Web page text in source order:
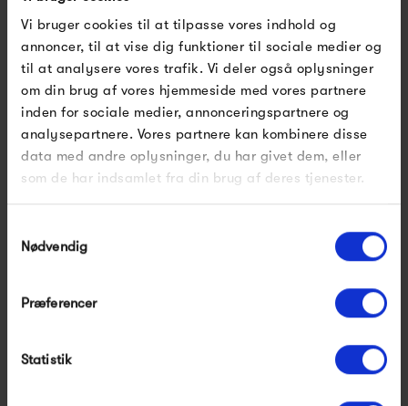
Vi bruger cookies til at tilpasse vores indhold og
annoncer, til at vise dig funktioner til sociale medier og
til at analysere vores trafik. Vi deler også oplysninger
om din brug af vores hjemmeside med vores partnere
inden for sociale medier, annonceringspartnere og
analysepartnere. Vores partnere kan kombinere disse
data med andre oplysninger, du har givet dem, eller
som de har indsamlet fra din brug af deres tjenester.
Nødvendig
Præferencer
Statistik
skønne produkter.
Muutos holdning til at designere skal have mulighed for at
udfolde sig, kommer også til udtryk i Muutos årlige Talent
Award. Her får unge designstuderende og nyuddannede
designere mulighed for at blive en del af Muutos sortiment,
da der kommer nogle rigtigt flotte designs ud af det.
Nerd-stol og den innovative Pull Lamp.